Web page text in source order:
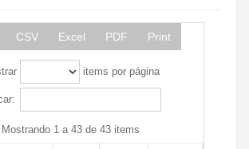
CSV Excel PDF Print
items por página
Mostrando 1 a 43 de 43 items